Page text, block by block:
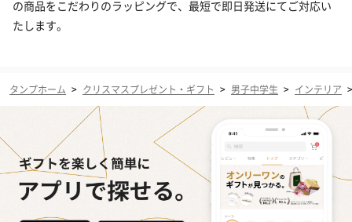
の商品をこだわりのラッピングで、最短で即日発送にてご対応い
たします。
タンプホーム > クリスマスプレゼント・ギフト > 男子中学生 > インテリア